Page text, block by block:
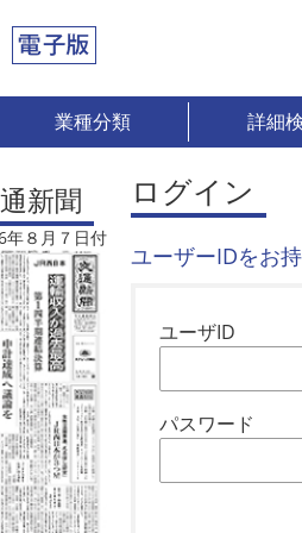
業種分類 詳細
新聞
年８月７日付
ログイン
ユーザーIDをお
ユーザID
パスワード